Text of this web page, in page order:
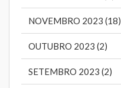
NOVEMBRO 2023 (18)
OUTUBRO 2023 (2)
SETEMBRO 2023 (2)